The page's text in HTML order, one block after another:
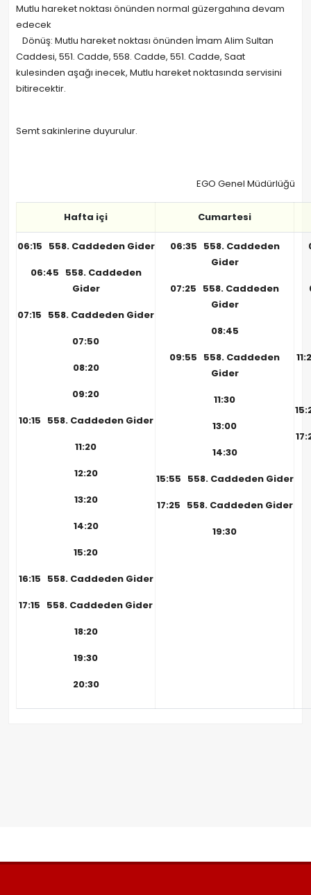
Mutlu hareket noktası önünden normal güzergahına devam
edecek
Dönüş: Mutlu hareket noktası önünden İmam Alim Sultan
Caddesi, 551. Cadde, 558. Cadde, 551. Cadde, Saat
kulesinden aşağı inecek, Mutlu hareket noktasında servisini
bitirecektir.
Semt sakinlerine duyurulur.
EGO Genel Müdürlüğü
Hafta içi Cumartesi
06:15 558. Caddeden Gider
06:45 558. Caddeden
Gider
07:15 558. Caddeden Gider
07:50
08:20
09:20
10:15 558. Caddeden Gider
11:20
12:20
13:20
14:20
15:20
16:15 558. Caddeden Gider
17:15 558. Caddeden Gider
18:20
19:30
20:30
06:35 558. Caddeden
Gider
07:25 558. Caddeden
Gider
08:45
09:55 558. Caddeden
Gider
11:30
13:00
14:30
15:55 558. Caddeden Gider
17:25 558. Caddeden Gider
19:30